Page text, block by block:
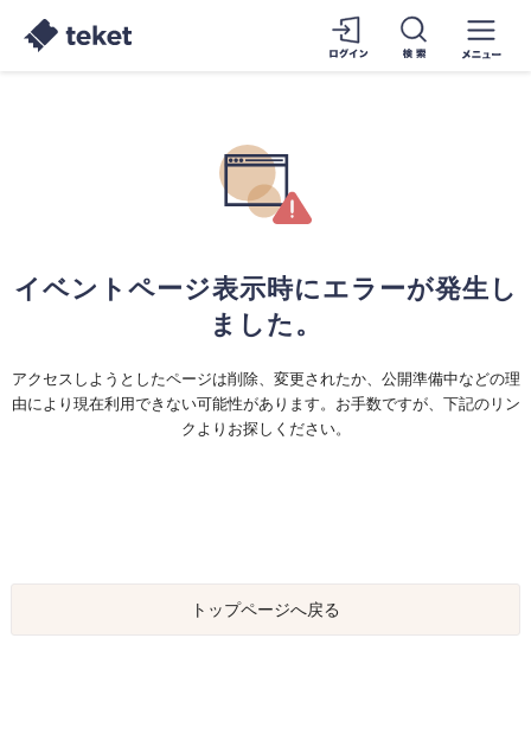
イベントページ表示時にエラーが発生し
ました。
アクセスしようとしたページは削除、変更されたか、公開準備中などの理
由により現在利用できない可能性があります。お手数ですが、下記のリン
クよりお探しください。
トップページへ戻る